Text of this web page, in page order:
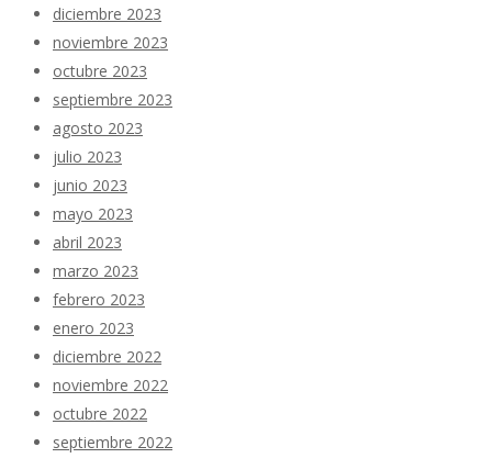
diciembre 2023
noviembre 2023
octubre 2023
septiembre 2023
agosto 2023
julio 2023
junio 2023
mayo 2023
abril 2023
marzo 2023
febrero 2023
enero 2023
diciembre 2022
noviembre 2022
octubre 2022
septiembre 2022